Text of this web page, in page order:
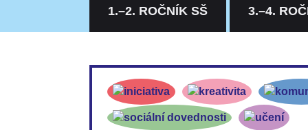
1.–2. ROČNÍK SŠ 3.–4.